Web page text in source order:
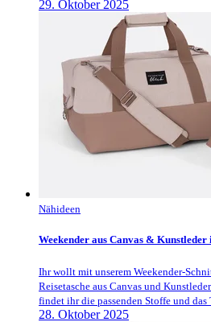
29. Oktober 2025
Nähideen
Weekender aus Canvas & Kunstleder
Ihr wollt mit unserem Weekender-
Reisetasche aus Canvas und
findet ihr die passenden Stoffe und das
28. Oktober 2025